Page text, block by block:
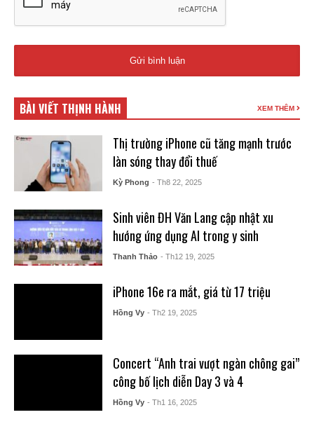
BÀI VIẾT THỊNH HÀNH XEM THÊM
Thị trường iPhone cũ tăng mạnh trước
làn sóng thay đổi thuế
Kỳ Phong - Th8 22, 2025
Sinh viên ĐH Văn Lang cập nhật xu
hướng ứng dụng AI trong y sinh
Thanh Thảo - Th12 19, 2025
iPhone 16e ra mắt, giá từ 17 triệu
Hồng Vy - Th2 19, 2025
Concert “Anh trai vượt ngàn chông gai”
công bố lịch diễn Day 3 và 4
Hồng Vy - Th1 16, 2025